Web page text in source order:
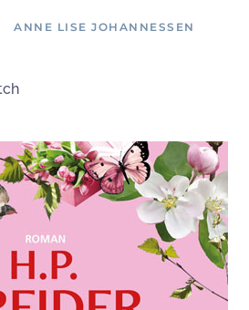
ANNE LISE JOHANNESSEN